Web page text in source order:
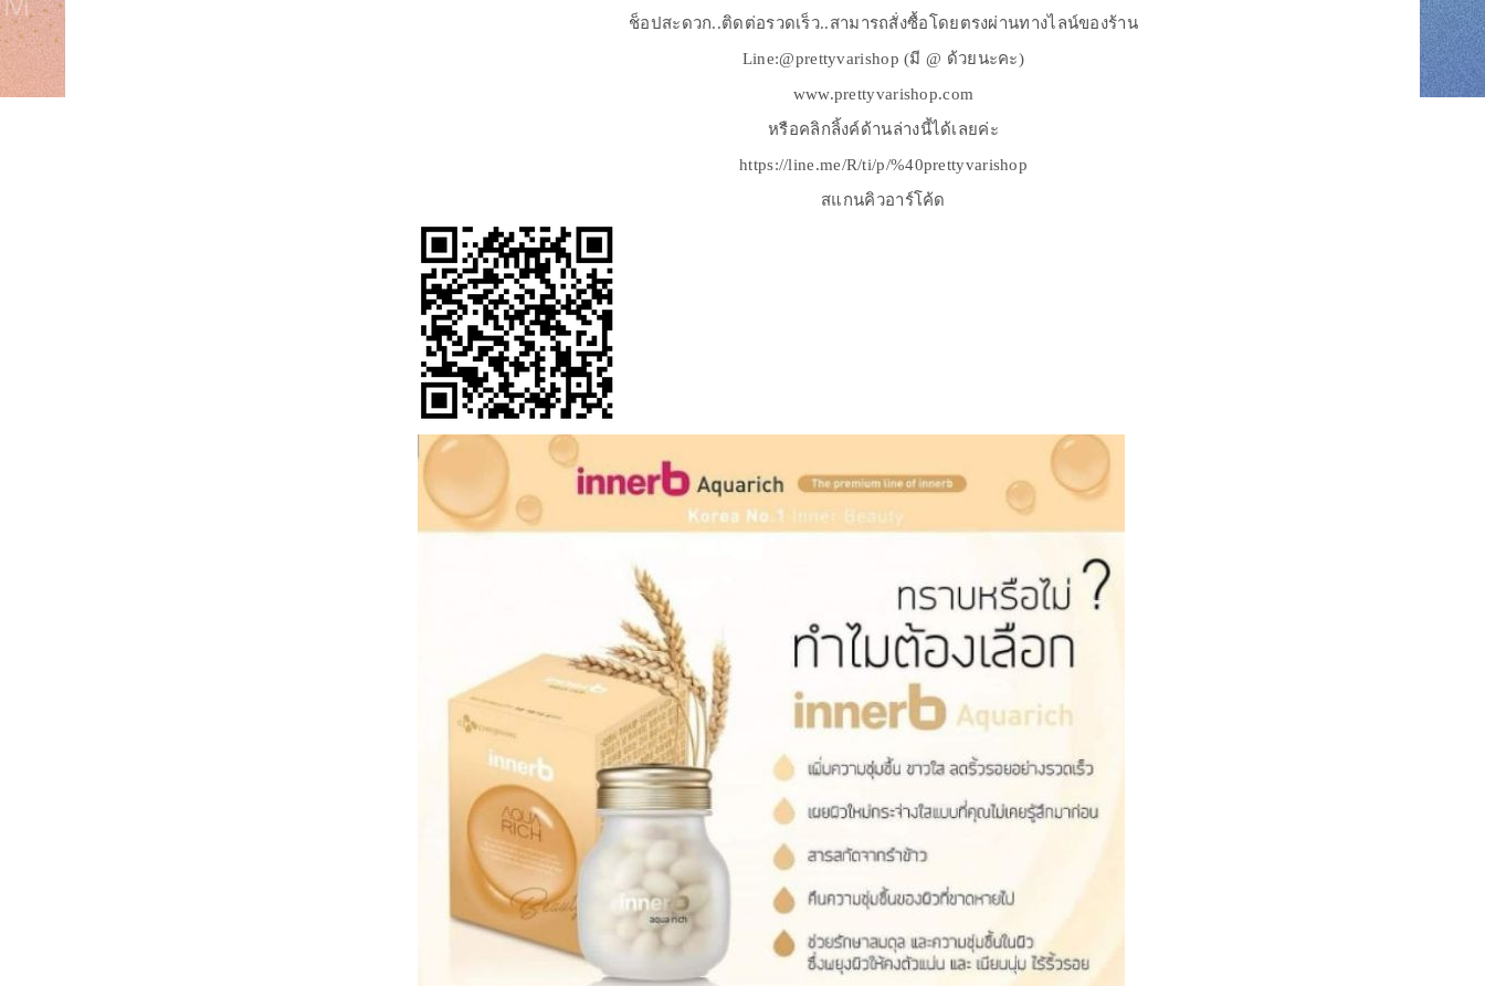
ช็อปสะดวก..ติดต่อรวดเร็ว..สามารถสั่งซื้อโดยตรงผ่านทางไลน์ของร้าน
Line:@prettyvarishop (มี @ ด้วยนะคะ)
www.prettyvarishop.com
หรือคลิกลิ้งค์ด้านล่างนี้ได้เลยค่ะ
https://line.me/R/ti/p/%40prettyvarishop
สแกนคิวอาร์โค้ด